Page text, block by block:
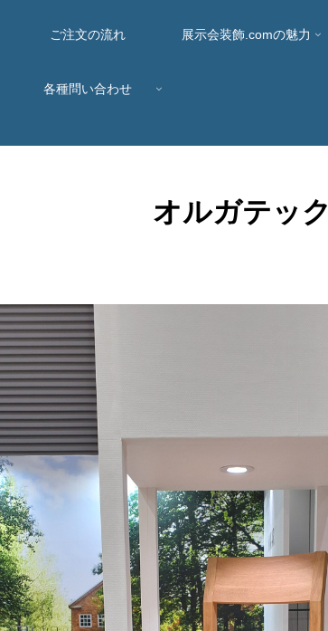
ご注文の流れ 展示会装飾.comの魅力
各種問い合わせ
オルガテック